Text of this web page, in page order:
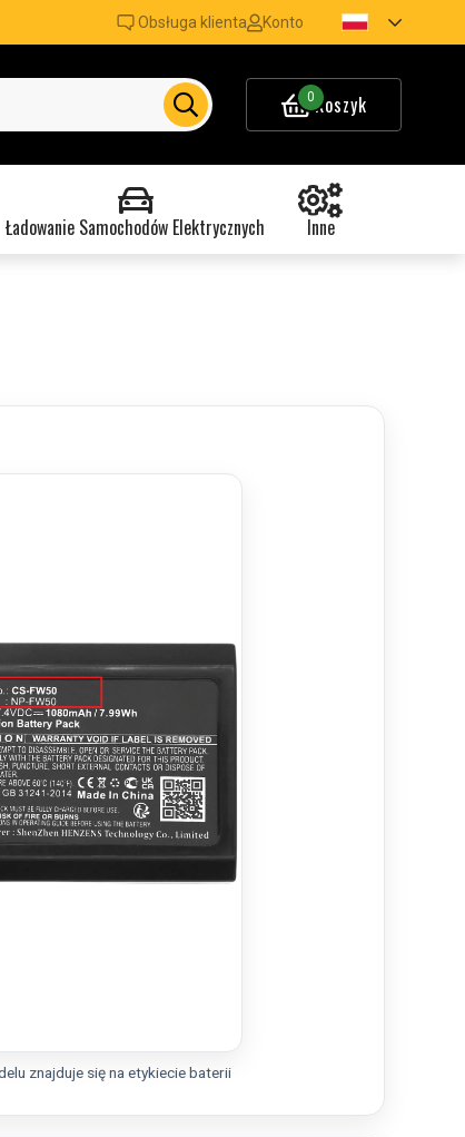
Obsługa klienta Konto
0Koszyk
Ładowanie Samochodów Elektrycznych Inne
znajduje się na etykiecie baterii